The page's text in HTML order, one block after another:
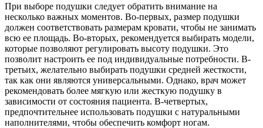
При выборе подушки следует обратить внимание на
несколько важных моментов. Во-первых, размер подушки
должен соответствовать размерам кровати, чтобы не занимать
всю ее площадь. Во-вторых, рекомендуется выбирать модели,
которые позволяют регулировать высоту подушки. Это
позволит настроить ее под индивидуальные потребности. В-
третьих, желательно выбирать подушки средней жесткости,
так как они являются универсальными. Однако, врач может
рекомендовать более мягкую или жесткую подушку в
зависимости от состояния пациента. В-четвертых,
предпочтительнее использовать подушки с натуральными
наполнителями, чтобы обеспечить комфорт ногам.